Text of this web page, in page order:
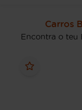
Carros
Encontra o teu